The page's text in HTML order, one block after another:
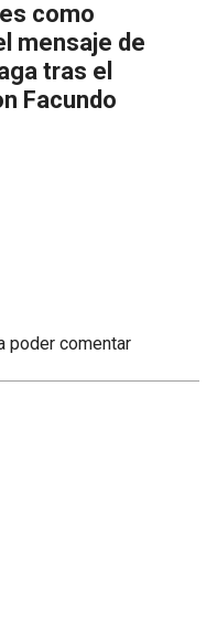
como
mensaje de
tras el
Facundo
poder comentar